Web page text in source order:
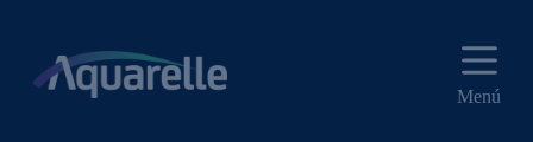
Menú